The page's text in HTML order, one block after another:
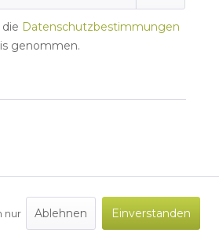
Datenschutzbestimmungen
genommen.
nur
Ablehnen Einverstanden